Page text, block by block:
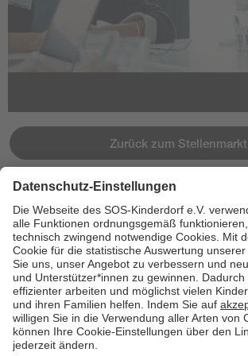
Zurück zum Stellenmarkt
Jetzt bewerben